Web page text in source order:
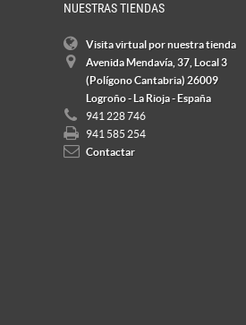
NUESTRAS TIENDAS
Visita virtual por nuestra tienda
Avenida Mendavía, 37, Local 3
(Polígono Cantabria) 26009
Logroño - La Rioja - España
941 228 746
941 585 254
Contactar